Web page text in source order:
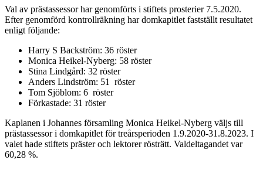
Val av prästassessor har genomförts i stiftets prosterier 7.5.2020.
Efter genomförd kontrollräkning har domkapitlet fastställt resultatet
enligt följande:
Harry S Backström: 36 röster
Monica Heikel-Nyberg: 58 röster
Stina Lindgård: 32 röster
Anders Lindström: 51 röster
Tom Sjöblom: 6 röster
Förkastade: 31 röster
Kaplanen i Johannes församling Monica Heikel-Nyberg väljs till
prästassessor i domkapitlet för treårsperioden 1.9.2020-31.8.2023. I
valet hade stiftets präster och lektorer rösträtt. Valdeltagandet var
60,28 %.